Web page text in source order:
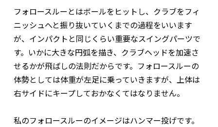
フォロースルーとはボールをヒットし、クラブをフィ
ニッシュへと振り抜いていくまでの過程をいいます
が、インパクトと同じくらい重要なスイングパーツで
す。いかに大きな円弧を描き、クラブヘッドを加速さ
せるかが飛ばしの法則だからです。フォロースルーの
体勢としては体重が左足に乗っていきますが、上体は
右サイドにキープしておかなくてはなりません。
私のフォロースルーのイメージはハンマー投げです。